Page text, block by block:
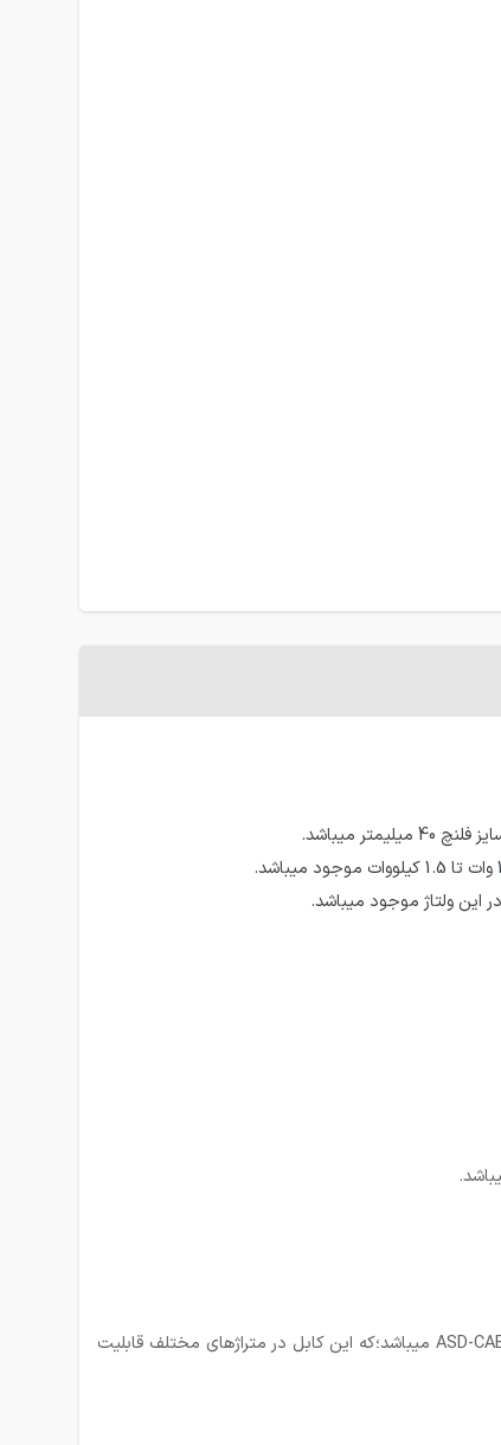
4-کابل انکودر 5 متری مختص سرو پک 100 وات بدون ترمز A2:کابل انکودر 5 متری استاندارد که در پک سرو 100 وات A2 موجود میباشد؛ ASD-CAEN0005 میباشد؛که این کابل در متراژهای مختلف قابلیت